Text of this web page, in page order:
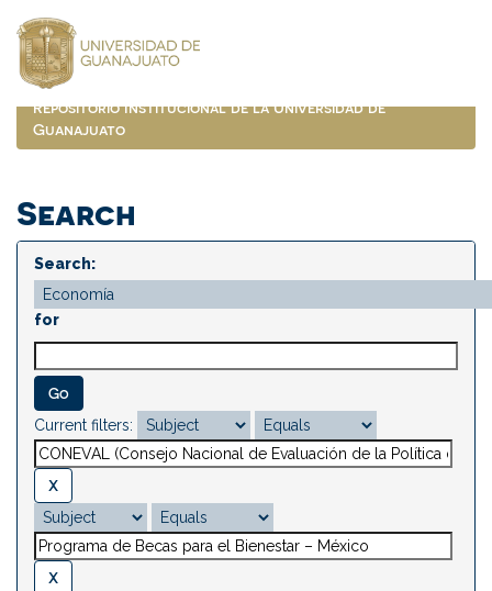
navigation
Repositorio Institucional de la Universidad de
Guanajuato
Search
Search:
for
Current filters: